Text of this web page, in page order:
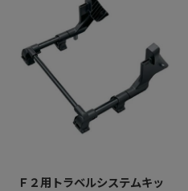
Ｆ２用トラベルシステムキッ